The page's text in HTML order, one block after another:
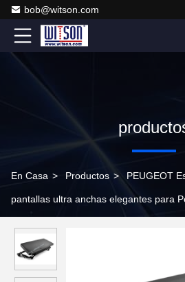
bob@witson.com
En Casa > Productos > PEUGEOT
pantallas ultra anchas elegantes para